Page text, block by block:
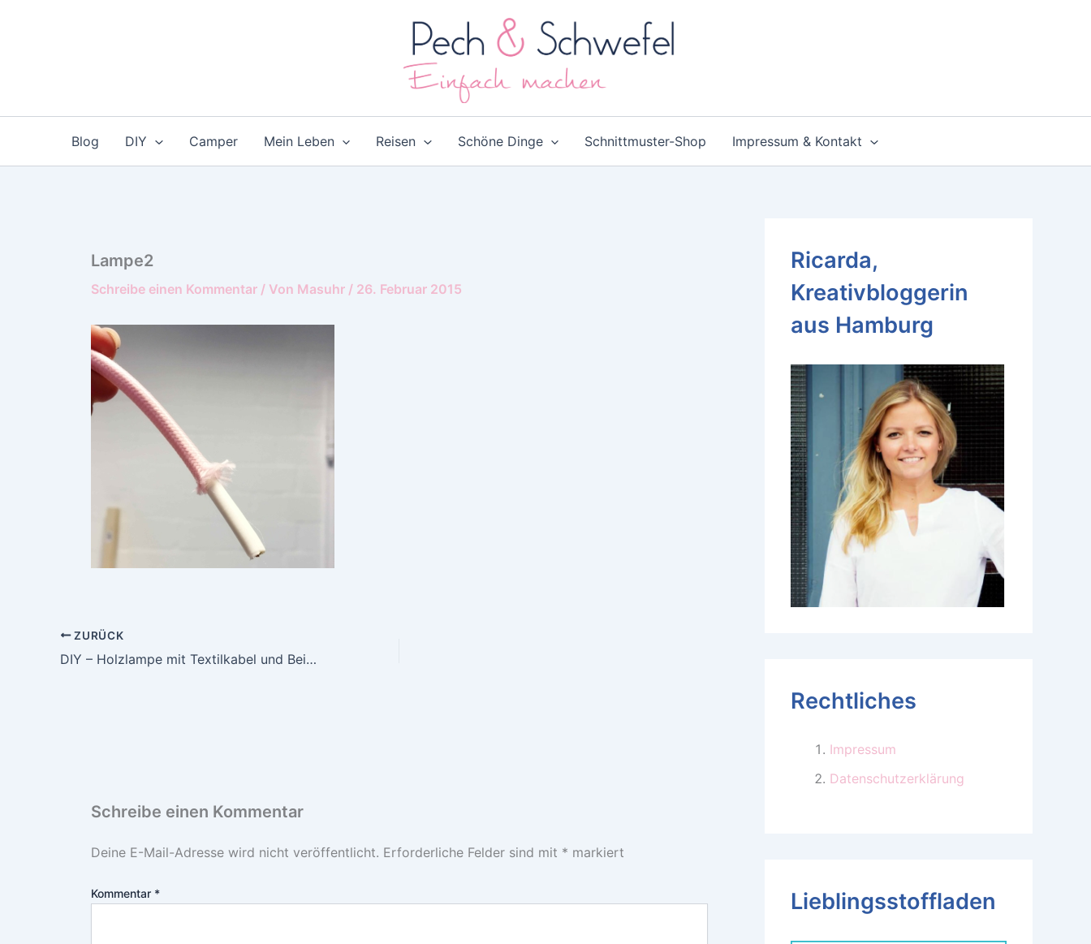
Blog DIY Camper Mein Leben Reisen Schöne Dinge Schnittmuster-Shop Impressum & Kontakt
Lampe2
Schreibe einen Kommentar / Von Masuhr / 26. Februar 2015
ZURÜCK
DIY – Holzlampe mit Textilkabel und Beistelltisch
Schreibe einen Kommentar
Deine E-Mail-Adresse wird nicht veröffentlicht. Erforderliche Felder sind mit * markiert
Kommentar *
Ricarda,
Kreativbloggerin
aus Hamburg
Rechtliches
Impressum
Datenschutzerklärung
Lieblingsstoffladen